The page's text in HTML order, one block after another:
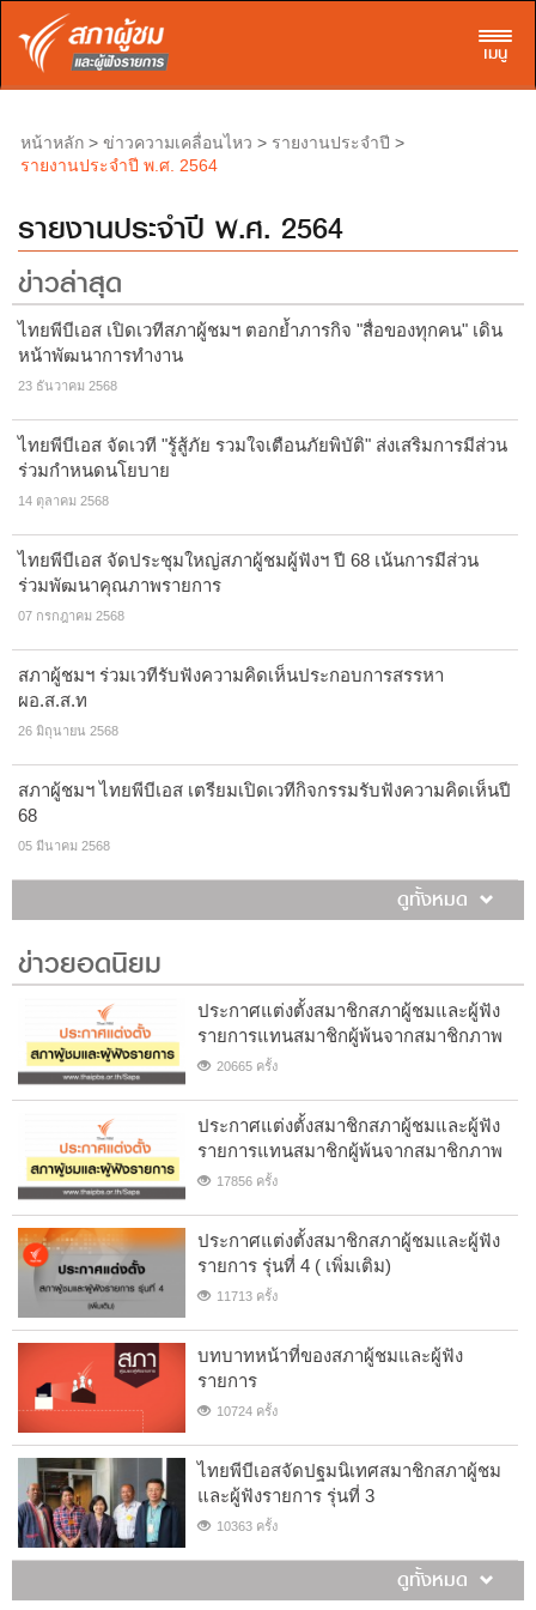
เมนู
หน้าหลัก > ข่าวความเคลื่อนไหว > รายงานประจำปี >
รายงานประจำปี พ.ศ. 2564
รายงานประจำปี พ.ศ. 2564
ข่าวล่าสุด
ไทยพีบีเอส เปิดเวทีสภาผู้ชมฯ ตอกย้ำภารกิจ "สื่อของทุกคน" เดิน
หน้าพัฒนาการทำงาน
23 ธันวาคม 2568
ไทยพีบีเอส จัดเวที "รู้สู้ภัย รวมใจเตือนภัยพิบัติ" ส่งเสริมการมีส่วน
ร่วมกำหนดนโยบาย
14 ตุลาคม 2568
ไทยพีบีเอส จัดประชุมใหญ่สภาผู้ชมผู้ฟังฯ ปี 68 เน้นการมีส่วน
ร่วมพัฒนาคุณภาพรายการ
07 กรกฎาคม 2568
สภาผู้ชมฯ ร่วมเวทีรับฟังความคิดเห็นประกอบการสรรหา
ผอ.ส.ส.ท
26 มิถุนายน 2568
สภาผู้ชมฯ ไทยพีบีเอส เตรียมเปิดเวทีกิจกรรมรับฟังความคิดเห็นปี
68
05 มีนาคม 2568
ดูทั้งหมด
ข่าวยอดนิยม
ประกาศแต่งตั้งสมาชิกสภาผู้ชมและผู้ฟัง
รายการแทนสมาชิกผู้พ้นจากสมาชิกภาพ
20665 ครั้ง
ประกาศแต่งตั้งสมาชิกสภาผู้ชมและผู้ฟัง
รายการแทนสมาชิกผู้พ้นจากสมาชิกภาพ
17856 ครั้ง
ประกาศแต่งตั้งสมาชิกสภาผู้ชมและผู้ฟัง
รายการ รุ่นที่ 4 ( เพิ่มเติม)
11713 ครั้ง
บทบาทหน้าที่ของสภาผู้ชมและผู้ฟัง
รายการ
10724 ครั้ง
ไทยพีบีเอสจัดปฐมนิเทศสมาชิกสภาผู้ชม
และผู้ฟังรายการ รุ่นที่ 3
10363 ครั้ง
ดูทั้งหมด